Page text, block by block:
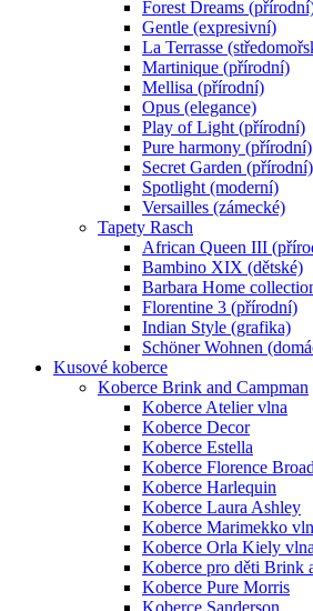
Forest Dreams
Gentle (expresivní)
La Terrasse
Martinique (přírodní)
Mellisa (přírodní)
Opus (elegance)
Play of Light (přírodní)
Pure harmony (přírodní)
Secret Garden (přírodní)
Spotlight (moderní)
Versailles (zámecké)
Tapety Rasch
African Queen III
Bambino XIX (dětské)
Barbara Home
Florentine 3 (přírodní)
Indian Style (grafika)
Schöner Wohnen
Kusové koberce
Koberce Brink and Campman
Koberce Atelier vlna
Koberce Decor
Koberce Estella
Koberce Florence
Koberce Harlequin
Koberce Laura Ashley
Koberce Marimekko
Koberce Orla Kiely vlna
Koberce pro děti Brink
Koberce Pure Morris
Koberce Sanderson